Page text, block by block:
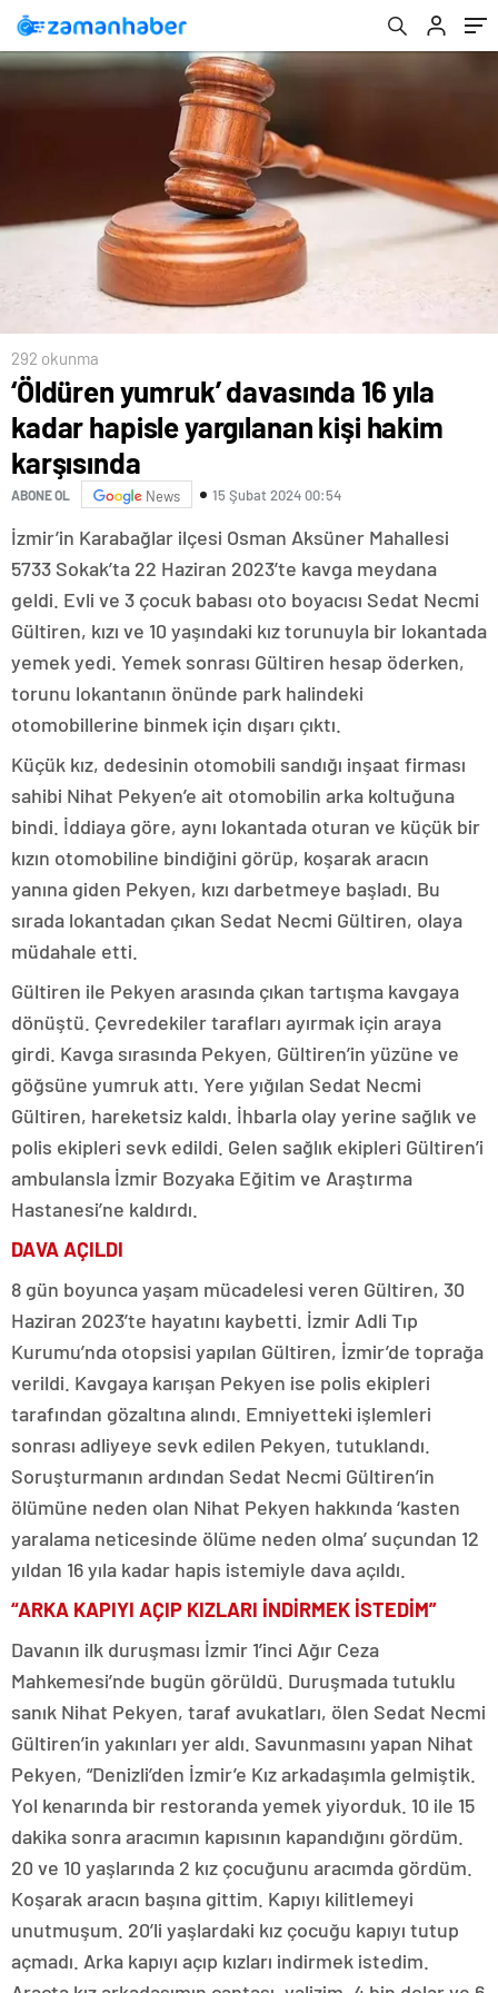
292 okunma
‘Öldüren yumruk’ davasında 16 yıla
kadar hapisle yargılanan kişi hakim
karşısında
ABONE OL News 15 Şubat 2024 00:54
İzmir’in Karabağlar ilçesi Osman Aksüner Mahallesi
5733 Sokak’ta 22 Haziran 2023’te kavga meydana
geldi. Evli ve 3 çocuk babası oto boyacısı Sedat Necmi
Gültiren, kızı ve 10 yaşındaki kız torunuyla bir lokantada
yemek yedi. Yemek sonrası Gültiren hesap öderken,
torunu lokantanın önünde park halindeki
otomobillerine binmek için dışarı çıktı.
Küçük kız, dedesinin otomobili sandığı inşaat firması
sahibi Nihat Pekyen’e ait otomobilin arka koltuğuna
bindi. İddiaya göre, aynı lokantada oturan ve küçük bir
kızın otomobiline bindiğini görüp, koşarak aracın
yanına giden Pekyen, kızı darbetmeye başladı. Bu
sırada lokantadan çıkan Sedat Necmi Gültiren, olaya
müdahale etti.
Gültiren ile Pekyen arasında çıkan tartışma kavgaya
dönüştü. Çevredekiler tarafları ayırmak için araya
girdi. Kavga sırasında Pekyen, Gültiren’in yüzüne ve
göğsüne yumruk attı. Yere yığılan Sedat Necmi
Gültiren, hareketsiz kaldı. İhbarla olay yerine sağlık ve
polis ekipleri sevk edildi. Gelen sağlık ekipleri Gültiren’i
ambulansla İzmir Bozyaka Eğitim ve Araştırma
Hastanesi’ne kaldırdı.
DAVA AÇILDI
8 gün boyunca yaşam mücadelesi veren Gültiren, 30
Haziran 2023’te hayatını kaybetti. İzmir Adli Tıp
Kurumu’nda otopsisi yapılan Gültiren, İzmir’de toprağa
verildi. Kavgaya karışan Pekyen ise polis ekipleri
tarafından gözaltına alındı. Emniyetteki işlemleri
sonrası adliyeye sevk edilen Pekyen, tutuklandı.
Soruşturmanın ardından Sedat Necmi Gültiren’in
ölümüne neden olan Nihat Pekyen hakkında ‘kasten
yaralama neticesinde ölüme neden olma’ suçundan 12
yıldan 16 yıla kadar hapis istemiyle dava açıldı.
“ARKA KAPIYI AÇIP KIZLARI İNDİRMEK İSTEDİM”
Davanın ilk duruşması İzmir 1’inci Ağır Ceza
Mahkemesi’nde bugün görüldü. Duruşmada tutuklu
sanık Nihat Pekyen, taraf avukatları, ölen Sedat Necmi
Gültiren’in yakınları yer aldı. Savunmasını yapan Nihat
Pekyen, “Denizli’den İzmir’e Kız arkadaşımla gelmiştik.
Yol kenarında bir restoranda yemek yiyorduk. 10 ile 15
dakika sonra aracımın kapısının kapandığını gördüm.
20 ve 10 yaşlarında 2 kız çocuğunu aracımda gördüm.
Koşarak aracın başına gittim. Kapıyı kilitlemeyi
unutmuşum. 20’li yaşlardaki kız çocuğu kapıyı tutup
açmadı. Arka kapıyı açıp kızları indirmek istedim.